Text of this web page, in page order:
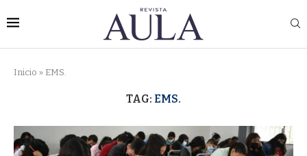
Inicio » EMS.
TAG: EMS.